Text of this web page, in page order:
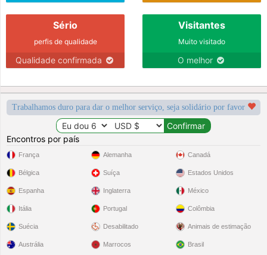
Sério
perfis de qualidade
Qualidade confirmada
Visitantes
Muito visitado
O melhor
Trabalhamos duro para dar o melhor serviço, seja solidário por favor
Encontros por país
França
Bélgica
Espanha
Itália
Suécia
Alemanha
Suíça
Inglaterra
Portugal
Desabilitado
Canadá
Estados Unidos
México
Colômbia
Animais de estimação
Austrália Marrocos Brasil